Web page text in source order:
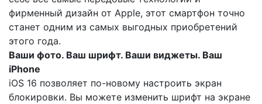
фирменный дизайн от Apple, этот смартфон точно
станет одним из самых выгодных приобретений
этого года.
Ваши фото. Ваш шрифт. Ваши виджеты. Ваш
iPhone
iOS 16 позволяет по-новому настроить экран
блокировки. Вы можете изменить шрифт на экране